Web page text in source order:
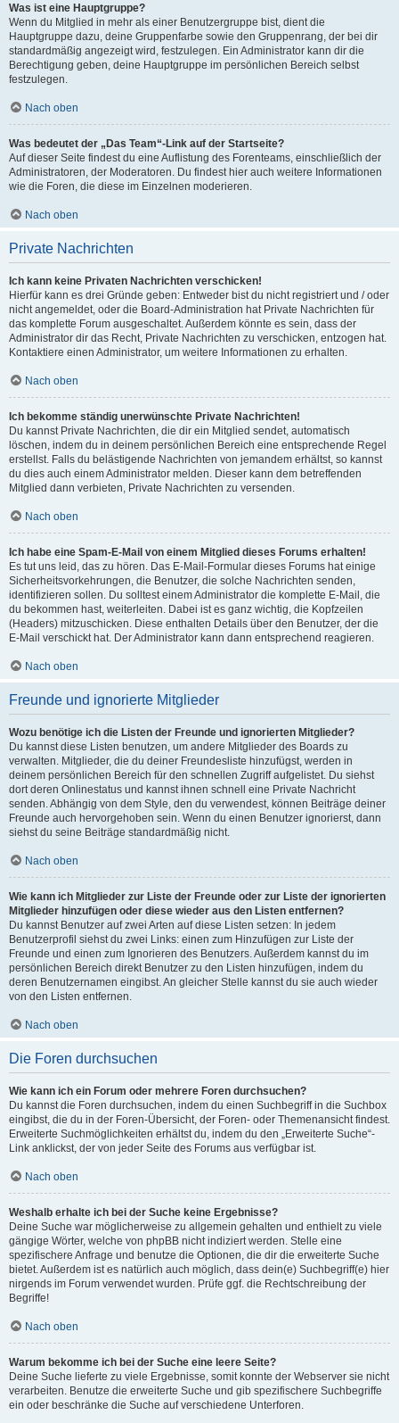
Was ist eine Hauptgruppe?
Wenn du Mitglied in mehr als einer Benutzergruppe bist, dient die
Hauptgruppe dazu, deine Gruppenfarbe sowie den Gruppenrang, der bei dir
standardmäßig angezeigt wird, festzulegen. Ein Administrator kann dir die
Berechtigung geben, deine Hauptgruppe im persönlichen Bereich selbst
festzulegen.
Nach oben
Was bedeutet der „Das Team“-Link auf der Startseite?
Auf dieser Seite findest du eine Auflistung des Forenteams, einschließlich der
Administratoren, der Moderatoren. Du findest hier auch weitere Informationen
wie die Foren, die diese im Einzelnen moderieren.
Nach oben
Private Nachrichten
Ich kann keine Privaten Nachrichten verschicken!
Hierfür kann es drei Gründe geben: Entweder bist du nicht registriert und / oder
nicht angemeldet, oder die Board-Administration hat Private Nachrichten für
das komplette Forum ausgeschaltet. Außerdem könnte es sein, dass der
Administrator dir das Recht, Private Nachrichten zu verschicken, entzogen hat.
Kontaktiere einen Administrator, um weitere Informationen zu erhalten.
Nach oben
Ich bekomme ständig unerwünschte Private Nachrichten!
Du kannst Private Nachrichten, die dir ein Mitglied sendet, automatisch
löschen, indem du in deinem persönlichen Bereich eine entsprechende Regel
erstellst. Falls du belästigende Nachrichten von jemandem erhältst, so kannst
du dies auch einem Administrator melden. Dieser kann dem betreffenden
Mitglied dann verbieten, Private Nachrichten zu versenden.
Nach oben
Ich habe eine Spam-E-Mail von einem Mitglied dieses Forums erhalten!
Es tut uns leid, das zu hören. Das E-Mail-Formular dieses Forums hat einige
Sicherheitsvorkehrungen, die Benutzer, die solche Nachrichten senden,
identifizieren sollen. Du solltest einem Administrator die komplette E-Mail, die
du bekommen hast, weiterleiten. Dabei ist es ganz wichtig, die Kopfzeilen
(Headers) mitzuschicken. Diese enthalten Details über den Benutzer, der die
E-Mail verschickt hat. Der Administrator kann dann entsprechend reagieren.
Nach oben
Freunde und ignorierte Mitglieder
Wozu benötige ich die Listen der Freunde und ignorierten Mitglieder?
Du kannst diese Listen benutzen, um andere Mitglieder des Boards zu
verwalten. Mitglieder, die du deiner Freundesliste hinzufügst, werden in
deinem persönlichen Bereich für den schnellen Zugriff aufgelistet. Du siehst
dort deren Onlinestatus und kannst ihnen schnell eine Private Nachricht
senden. Abhängig von dem Style, den du verwendest, können Beiträge deiner
Freunde auch hervorgehoben sein. Wenn du einen Benutzer ignorierst, dann
siehst du seine Beiträge standardmäßig nicht.
Nach oben
Wie kann ich Mitglieder zur Liste der Freunde oder zur Liste der ignorierten
Mitglieder hinzufügen oder diese wieder aus den Listen entfernen?
Du kannst Benutzer auf zwei Arten auf diese Listen setzen: In jedem
Benutzerprofil siehst du zwei Links: einen zum Hinzufügen zur Liste der
Freunde und einen zum Ignorieren des Benutzers. Außerdem kannst du im
persönlichen Bereich direkt Benutzer zu den Listen hinzufügen, indem du
deren Benutzernamen eingibst. An gleicher Stelle kannst du sie auch wieder
von den Listen entfernen.
Nach oben
Die Foren durchsuchen
Wie kann ich ein Forum oder mehrere Foren durchsuchen?
Du kannst die Foren durchsuchen, indem du einen Suchbegriff in die Suchbox
eingibst, die du in der Foren-Übersicht, der Foren- oder Themenansicht findest.
Erweiterte Suchmöglichkeiten erhältst du, indem du den „Erweiterte Suche“-
Link anklickst, der von jeder Seite des Forums aus verfügbar ist.
Nach oben
Weshalb erhalte ich bei der Suche keine Ergebnisse?
Deine Suche war möglicherweise zu allgemein gehalten und enthielt zu viele
gängige Wörter, welche von phpBB nicht indiziert werden. Stelle eine
spezifischere Anfrage und benutze die Optionen, die dir die erweiterte Suche
bietet. Außerdem ist es natürlich auch möglich, dass dein(e) Suchbegriff(e) hier
nirgends im Forum verwendet wurden. Prüfe ggf. die Rechtschreibung der
Begriffe!
Nach oben
Warum bekomme ich bei der Suche eine leere Seite?
Deine Suche lieferte zu viele Ergebnisse, somit konnte der Webserver sie nicht
verarbeiten. Benutze die erweiterte Suche und gib spezifischere Suchbegriffe
ein oder beschränke die Suche auf verschiedene Unterforen.